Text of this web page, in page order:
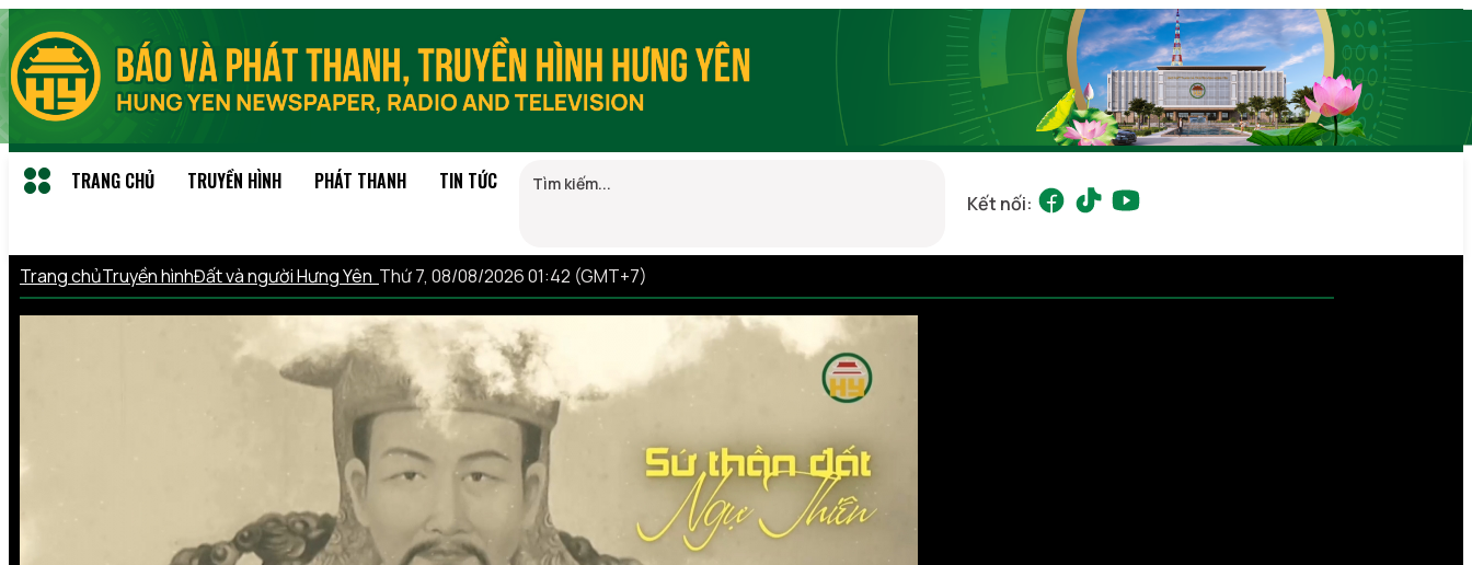
TRANG CHỦ TRUYỀN HÌNH PHÁT THANH TIN TỨC
Kết nối:
Trang chủTruyền hìnhĐất và người Hưng Yên Thứ 7, 08/08/2026 01:42 (GMT+7)